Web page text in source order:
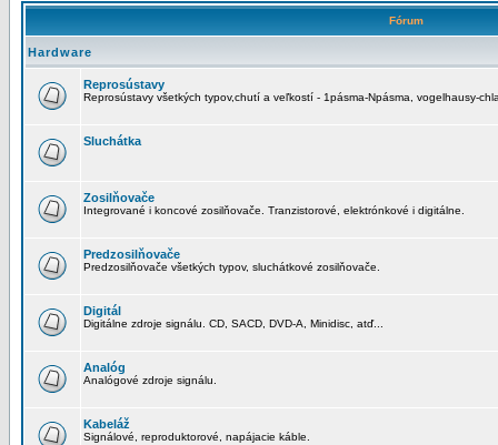
Fórum
Hardware
Reprosústavy
Reprosústavy všetkých typov,chutí a veľkostí - 1pásma-Npásma, vogelhausy-
Sluchátka
Zosilňovače
Integrované i koncové zosilňovače. Tranzistorové, elektrónkové i digitálne.
Predzosilňovače
Predzosilňovače všetkých typov, sluchátkové zosilňovače.
Digitál
Digitálne zdroje signálu. CD, SACD, DVD-A, Minidisc, atď...
Analóg
Analógové zdroje signálu.
Kabeláž
Signálové, reproduktorové, napájacie káble.